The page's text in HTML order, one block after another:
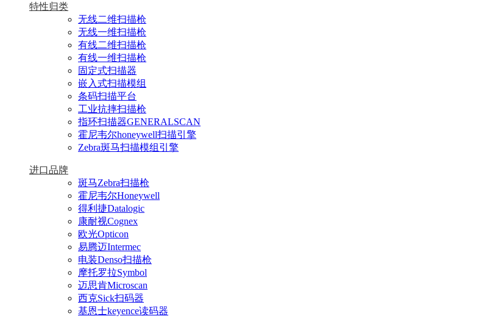
特性归类
无线二维扫描枪
无线一维扫描枪
有线二维扫描枪
有线一维扫描枪
固定式扫描器
嵌入式扫描模组
条码扫描平台
工业抗摔扫描枪
指环扫描器GENERALSCAN
霍尼韦尔honeywell扫描引擎
Zebra斑马扫描模组引擎
进口品牌
斑马Zebra扫描枪
霍尼韦尔Honeywell
得利捷Datalogic
康耐视Cognex
欧光Opticon
易腾迈Intermec
电装Denso扫描枪
摩托罗拉Symbol
迈思肯Microscan
西克Sick扫码器
基恩士keyence读码器